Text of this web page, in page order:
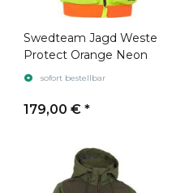
Swedteam Jagd Weste
Protect Orange Neon
sofort bestellbar
179,00 € *